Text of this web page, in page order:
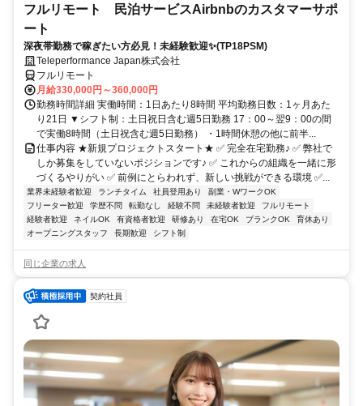
フルリモート 民泊サービスAirbnbのカスタマーサポ
ート
深夜帯勤務で稼ぎたい方必見！未経験歓迎✨(TP18PSM)
Teleperformance Japan株式会社
フルリモート
月給330,000円～360,000円
勤務時間詳細 実働時間：1日あたり8時間 平均勤務日数：1ヶ月あた
り21日 ▼シフト制：土日祝日含む週5日勤務 17：00～翌9：00の間
で実働8時間（土日祝含む週5日勤務） ・1時間休憩の他に前半...
仕事内容 ★新規プロジェクトスタート★ ✅ 完全在宅勤務♪ ✅ 弊社で
しか募集をしていないポジションです♪ ✅ これからの組織を一緒に形
づくるやりがい ✅ 前例にとらわれず、新しい挑戦ができる環境 ✅...
業界未経験者歓迎 ランチタイム 社員登用あり
副業・WワークOK
フリーター歓迎
学歴不問 転勤なし 経験不問 未経験者歓迎
フルリモート
経験者歓迎
ネイルOK 有資格者歓迎 研修あり 在宅OK ブランクOK
育休あり
オープニングスタッフ
長期歓迎 シフト制
同じ企業の求人
契約社員